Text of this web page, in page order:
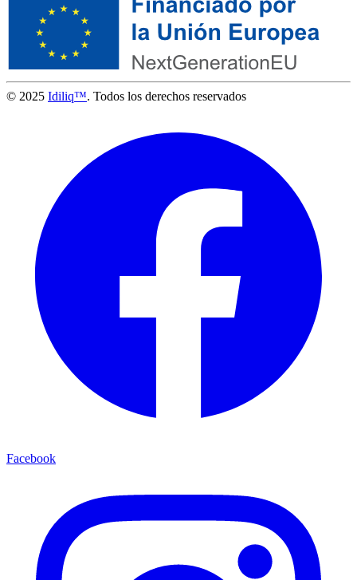
© 2025 Idiliq™. Todos los derechos reservados
Facebook